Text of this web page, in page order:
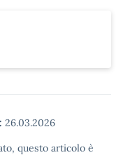
26.03.2026
questo articolo è